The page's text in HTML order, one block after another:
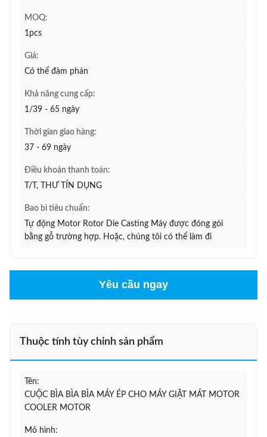
MOQ:
1pcs
Giá:
Có thể đàm phán
Khả năng cung cấp:
1/39 - 65 ngày
Thời gian giao hàng:
37 - 69 ngày
Điều khoản thanh toán:
T/T, THƯ TÍN DỤNG
Bao bì tiêu chuẩn:
Tự động Motor Rotor Die Casting Máy được đóng gói
bằng gỗ trường hợp. Hoặc, chúng tôi có thể làm đi
Yêu cầu ngay
Thuộc tính tùy chỉnh sản phẩm
Tên:
CUỘC BÌA BÌA BÌA MÁY ÉP CHO MÁY GIẶT MÁT MOTOR
COOLER MOTOR
Mô hình: